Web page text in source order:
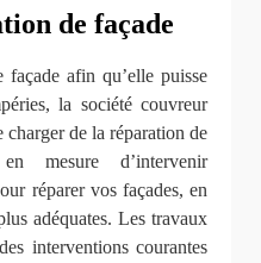
de façade
afin qu’elle puisse
la société couvreur
de la réparation de
mesure d’intervenir
réparer vos façades, en
adéquates. Les travaux
interventions courantes